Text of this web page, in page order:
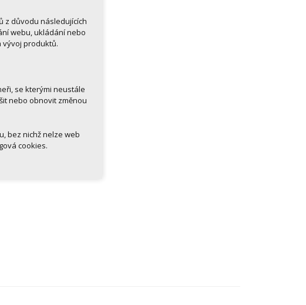
apod.
z důvodu následujících
webu, ukládání nebo
vývoj produktů.
se kterými neustále
nebo obnovit změnou
bez nichž nelze web
cookies.